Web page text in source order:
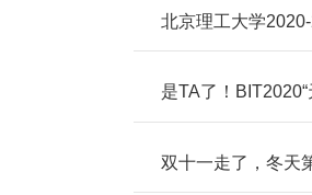
北京理工大学
是TA了！BIT2020“
双十一走了，冬天